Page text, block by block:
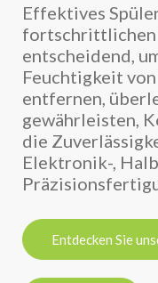
Effektives
fortschrittlichen
entscheidend,
Feuchtigkeit
entfernen,
gewährleisten,
die
Elektronik-,
Entdecken Sie